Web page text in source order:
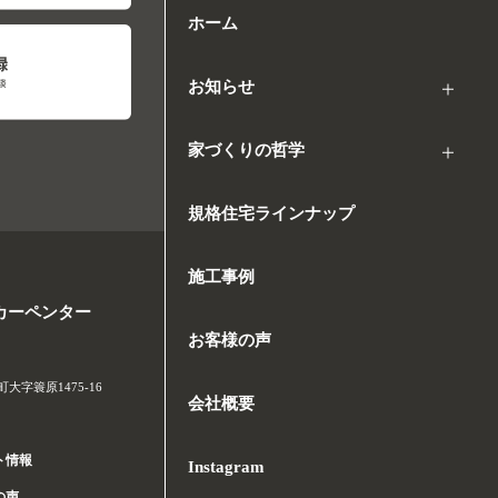
ホーム
お知らせ
家づくりの哲学
規格住宅ラインナップ
施工事例
お客様の声
会社概要
Instagram
ーペンター
大字簑原1475-16
情報